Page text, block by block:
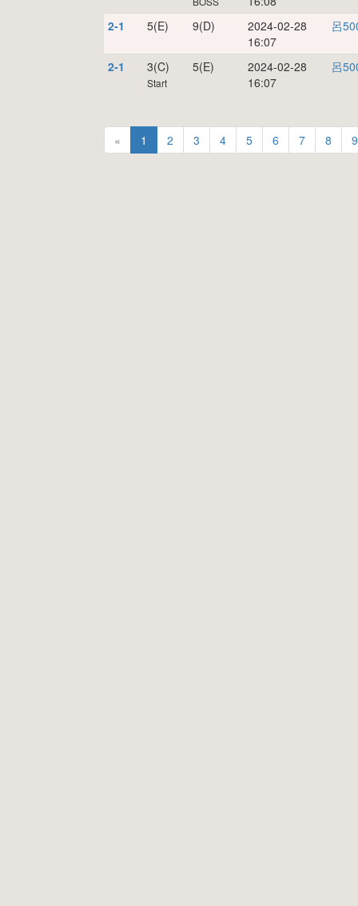
2-1
5(E) 9(D)
2024-02-28
16:07
呂
2-1 3(C)
Start
5(E)
2024-02-28
16:07
呂
« 1 2 3 4 5 6 7 8 9